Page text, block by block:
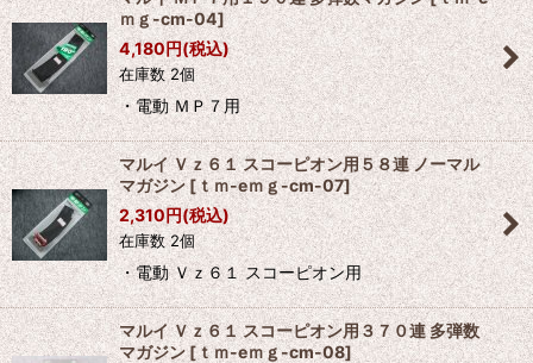
ｍｇ-cm-04]
4,180円(税込)
在庫数 2個
・電動 ＭＰ７用
マルイ Ｖｚ６１ スコーピオン用５８連 ノーマル
マガジン[ｔｍ-eｍｇ-cm-07]
2,310円(税込)
在庫数 2個
・電動 Ｖｚ６１ スコーピオン用
マルイ Ｖｚ６１ スコーピオン用３７０連 多弾数
マガジン [ｔｍ-eｍｇ-cm-08]